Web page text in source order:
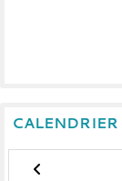
CALENDRIER